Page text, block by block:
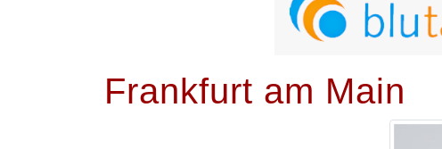
Frankfurt am Main